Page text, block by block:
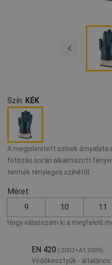
Szín: KÉK
A megjelenített színek árnyalata
fotózás során alkalmazott
termék tényleges színétől.
Méret:
9
10 11
Hogy válasszam ki a megfelelő
EN 420 (:2003+A1:2009)
Védőkesztyűk -